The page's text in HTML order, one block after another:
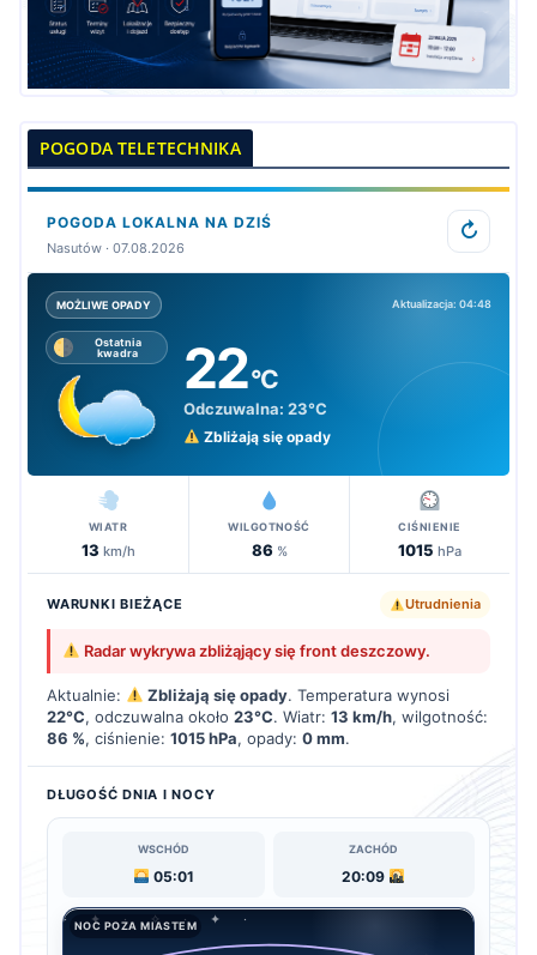
POGODA TELETECHNIKA
POGODA LOKALNA NA DZIŚ
Nasutów · 07.08.2026
↻
MOŻLIWE OPADY Aktualizacja: 04:48
Ostatnia
kwadra
22°C
Odczuwalna: 23°C
Zbliżają się opady
WIATR
13 km/h
WILGOTNOŚĆ
86 %
CIŚNIENIE
1015 hPa
WARUNKI BIEŻĄCE Utrudnienia
Radar wykrywa zbliżąjący się front deszczowy.
Aktualnie: Zbliżają się opady. Temperatura wynosi
22°C, odczuwalna około 23°C. Wiatr: 13 km/h, wilgotność:
86 %, ciśnienie: 1015 hPa, opady: 0 mm.
DŁUGOŚĆ DNIA I NOCY
WSCHÓD
05:01
ZACHÓD
20:09
NOC POZA MIASTEM